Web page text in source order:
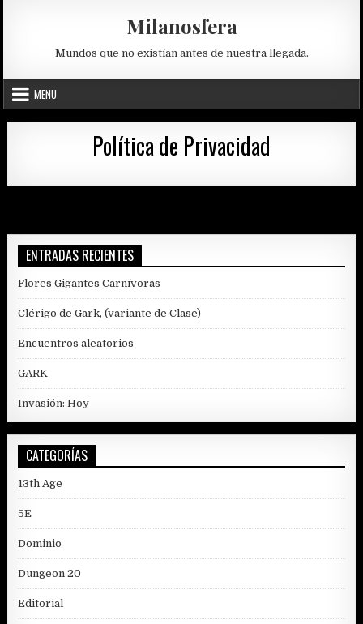
Milanosfera
Mundos que no existían antes de nuestra llegada.
MENU
Política de Privacidad
ENTRADAS RECIENTES
Flores Gigantes Carnívoras
Clérigo de Gark, (variante de Clase)
Encuentros aleatorios
GARK
Invasión: Hoy
CATEGORÍAS
13th Age
5E
Dominio
Dungeon 20
Editorial